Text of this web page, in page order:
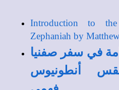
Introduction to
Zephaniah by
في سفر صفنيا
أنطونيوس